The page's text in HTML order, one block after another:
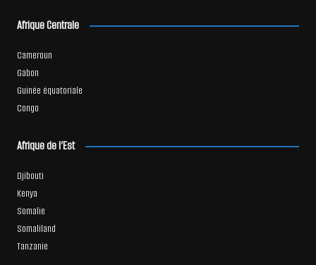
Afrique Centrale
Cameroun
Gabon
Guinée équatoriale
Congo
Afrique de l’Est
Djibouti
Kenya
Somalie
Somaliland
Tanzanie